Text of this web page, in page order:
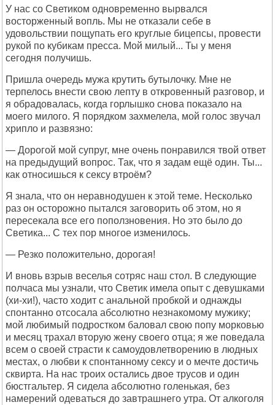
У нас со Светиком одновременно вырвался
восторженный вопль. Мы не отказали себе в
удовольствии пощупать его круглые бицепсы, провести
рукой по кубикам пресса. Мой милый... Ты у меня
сегодня получишь.
Пришла очередь мужа крутить бутылочку. Мне не
терпелось внести свою лепту в откровенный разговор, и
я обрадовалась, когда горлышко снова показало на
моего милого. Я порядком захмелела, мой голос звучал
хрипло и развязно:
— Дорогой мой супруг, мне очень понравился твой ответ
на предыдущий вопрос. Так, что я задам ещё один. Ты...
как относишься к сексу втроём?
Я знала, что он неравнодушен к этой теме. Несколько
раз он осторожно пытался заговорить об этом, но я
пересекала все его поползновения. Но это было до
Светика... С тех пор многое изменилось.
— Резко положительно, дорогая!
И вновь взрыв веселья сотряс наш стол. В следующие
полчаса мы узнали, что Светик имела опыт с девушками
(хи-хи!), часто ходит с анальной пробкой и однажды
спонтанно отсосала абсолютно незнакомому мужику;
мой любимый подростком баловал свою попу морковью
и месяц трахал вторую жену своего отца; я же поведала
всем о своей страсти к самоудовлетворению в людных
местах, о любви к спонтанному сексу и о мечте достичь
сквирта. На нас троих остались двое трусов и один
бюстгальтер. Я сидела абсолютно голенькая, без
намерений одеваться до завтрашнего утра. От алкоголя